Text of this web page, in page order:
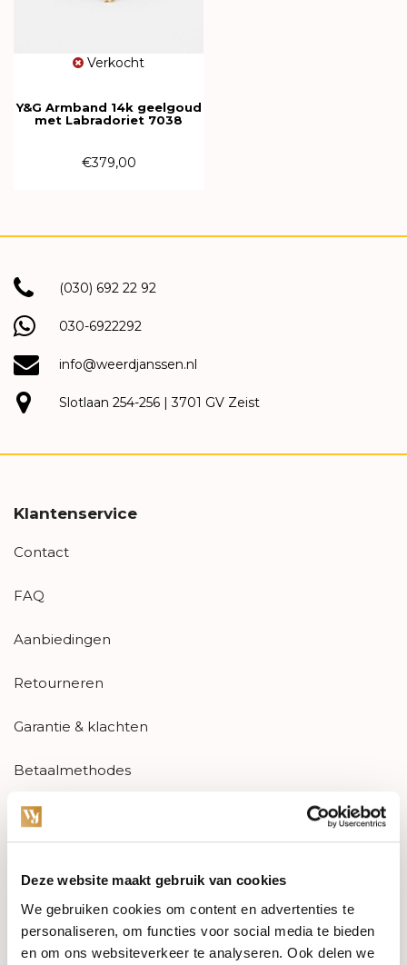
Deze website maakt gebruik van cookies
We gebruiken cookies om content en advertenties te
personaliseren, om functies voor social media te bieden
en om ons websiteverkeer te analyseren. Ook delen we
Verkocht
Y&G Armband 14k geelgoud
met Labradoriet 7038
€379,00
(030) 692 22 92
030-6922292
info@weerdjanssen.nl
Slotlaan 254-256 | 3701 GV Zeist
Klantenservice
Contact
FAQ
Aanbiedingen
Retourneren
Garantie & klachten
Betaalmethodes
Sitemap
Categorieën
Horloges
Juwelen